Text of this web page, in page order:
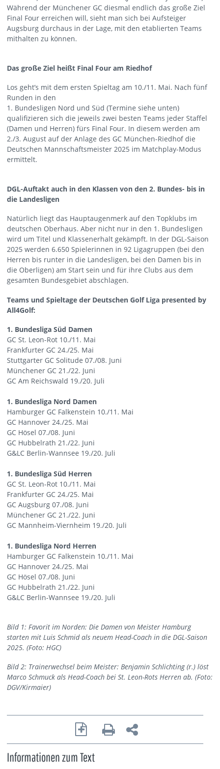
Während der Münchener GC diesmal endlich das große Ziel
Final Four erreichen will, sieht man sich bei Aufsteiger
Augsburg durchaus in der Lage, mit den etablierten Teams
mithalten zu können.
Das große Ziel heißt Final Four am Riedhof
Los geht’s mit dem ersten Spieltag am 10./11. Mai. Nach fünf
Runden in den
1. Bundesligen Nord und Süd (Termine siehe unten)
qualifizieren sich die jeweils zwei besten Teams jeder Staffel
(Damen und Herren) fürs Final Four. In diesem werden am
2./3. August auf der Anlage des GC München-Riedhof die
Deutschen Mannschaftsmeister 2025 im Matchplay-Modus
ermittelt.
DGL-Auftakt auch in den Klassen von den 2. Bundes- bis in
die Landesligen
Natürlich liegt das Hauptaugenmerk auf den Topklubs im
deutschen Oberhaus. Aber nicht nur in den 1. Bundesligen
wird um Titel und Klassenerhalt gekämpft. In der DGL-Saison
2025 werden 6.650 Spielerinnen in 92 Ligagruppen (bei den
Herren bis runter in die Landesligen, bei den Damen bis in
die Oberligen) am Start sein und für ihre Clubs aus dem
gesamten Bundesgebiet abschlagen.
Teams und Spieltage der Deutschen Golf Liga presented by
All4Golf:
1. Bundesliga Süd Damen
GC St. Leon-Rot 10./11. Mai
Frankfurter GC 24./25. Mai
Stuttgarter GC Solitude 07./08. Juni
Münchener GC 21./22. Juni
GC Am Reichswald 19./20. Juli
1. Bundesliga Nord Damen
Hamburger GC Falkenstein 10./11. Mai
GC Hannover 24./25. Mai
GC Hösel 07./08. Juni
GC Hubbelrath 21./22. Juni
G&LC Berlin-Wannsee 19./20. Juli
1. Bundesliga Süd Herren
GC St. Leon-Rot 10./11. Mai
Frankfurter GC 24./25. Mai
GC Augsburg 07./08. Juni
Münchener GC 21./22. Juni
GC Mannheim-Viernheim 19./20. Juli
1. Bundesliga Nord Herren
Hamburger GC Falkenstein 10./11. Mai
GC Hannover 24./25. Mai
GC Hösel 07./08. Juni
GC Hubbelrath 21./22. Juni
G&LC Berlin-Wannsee 19./20. Juli
Bild 1: Favorit im Norden: Die Damen von Meister Hamburg
starten mit Luis Schmid als neuem Head-Coach in die DGL-Saison
2025. (Foto: HGC)
Bild 2: Trainerwechsel beim Meister: Benjamin Schlichting (r.) löst
Marco Schmuck als Head-Coach bei St. Leon-Rots Herren ab. (Foto:
DGV/Kirmaier)
Informationen zum Text